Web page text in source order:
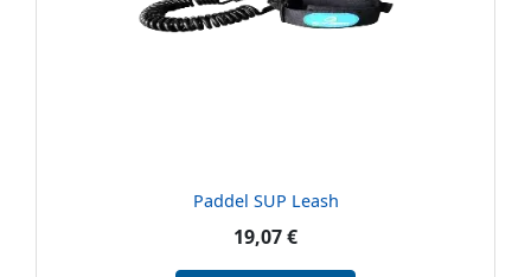
Paddel SUP Leash
19,07 €